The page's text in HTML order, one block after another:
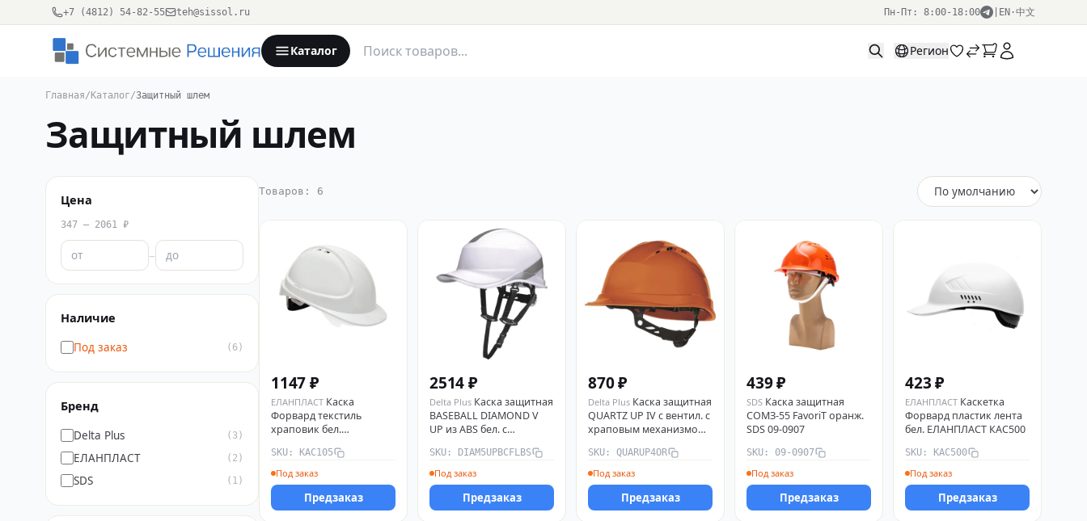
+7 (4812) 54-82-55 teh@sissol.ru Пн-Пт: 8:00-18:00 EN ·中文
Каталог Регион
Главная/ Каталог/Защитный шлем
Защитный шлем
Цена
347 – 2061 ₽
–
Наличие
Под заказ (6)
Бренд
Delta Plus (3)
ЕЛАНПЛАСТ (2)
SDS (1)
Товаров: 6
1147 ₽
ЕЛАНПЛАСТ Каска
Форвард текстиль
храповик бел.
SKU: КАС105
Под заказ
Предзаказ
2514 ₽
Delta Plus Каска защитная
BASEBALL DIAMOND V
UP из ABS бел. с
Delta Plus
DIAM5UPBCFLBS
SKU: DIAM5UPBCFLBS
Под заказ
Предзаказ
870 ₽
Delta Plus Каска защитная
QUARTZ UP IV с вентил. с
храповым механизмом
QUARUP4OR
SKU: QUARUP4OR
Под заказ
Предзаказ
439 ₽
SDS Каска защитная
СОМЗ-55 FavoriT оранж.
SDS 09-0907
SKU: 09-0907
Под заказ
Предзаказ
423 ₽
ЕЛАНПЛАСТ Каскетка
Форвард пластик лента
бел. ЕЛАНПЛАСТ КАС500
SKU: КАС500
Под заказ
Предзаказ